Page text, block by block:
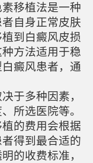
移植法是一种
自身正常皮肤
到白癜风皮损
方法适用于稳
癜风患者，通
于多种因素，
所选医院等。
的费用会根据
得到最合适的
的收费标准，